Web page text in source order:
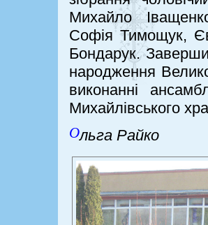
Михайло
Софія Тимощук,
Бондарук.
народження
виконанні
Михайлівського
Ольга Райко